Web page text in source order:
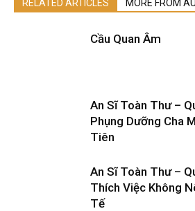
RELATED ARTICLES MORE FROM
Cầu Quan Âm
An Sĩ Toàn Thư –
Phụng Dưỡng Cha
Tiên
An Sĩ Toàn Thư –
Thích Việc Không
Tế